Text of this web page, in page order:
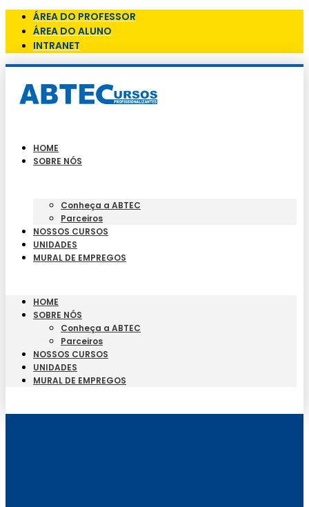
ÁREA DO PROFESSOR
ÁREA DO ALUNO
INTRANET
HOME
SOBRE NÓS
Conheça a ABTEC
Parceiros
NOSSOS CURSOS
UNIDADES
MURAL DE EMPREGOS
HOME
SOBRE NÓS
Conheça a ABTEC
Parceiros
NOSSOS CURSOS
UNIDADES
MURAL DE EMPREGOS